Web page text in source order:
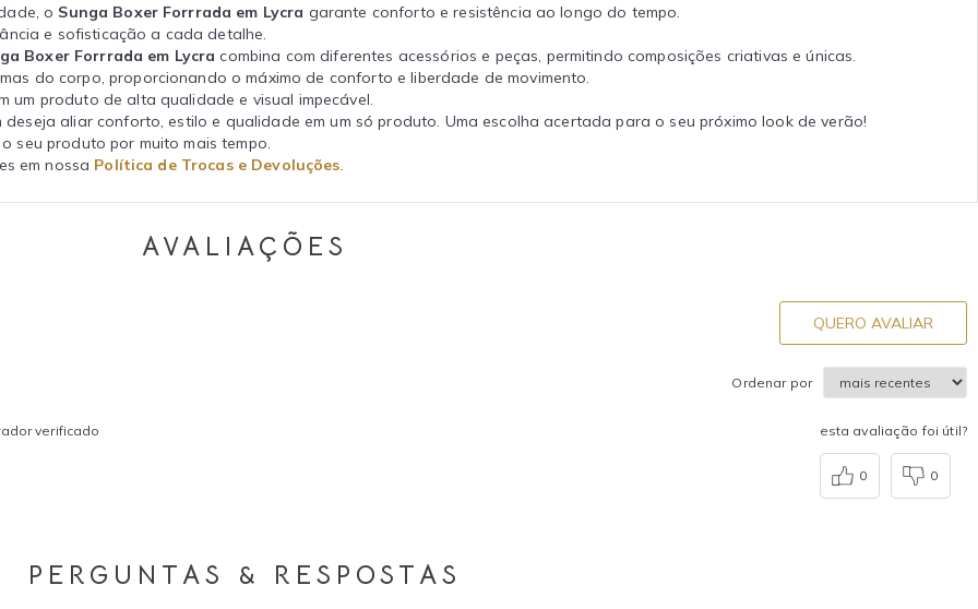
o Sunga Boxer Forrrada em Lycra garante conforto e resistência ao longo do tempo.
e sofisticação a cada detalhe.
Boxer Forrrada em Lycra combina com diferentes acessórios e peças, permitindo composições criativas e únicas.
do corpo, proporcionando o máximo de conforto e liberdade de movimento.
um produto de alta qualidade e visual impecável.
aliar conforto, estilo e qualidade em um só produto. Uma escolha acertada para o seu próximo look de verão!
seu produto por muito mais tempo.
em nossa Política de Trocas e Devoluções
AVALIAÇÕES
QUERO AVALIAR
Ordenar por
verificado esta avaliação foi útil?
0 0
PERGUNTAS & RESPOSTAS